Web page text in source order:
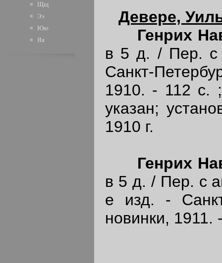
Щщ
Ээ
Юю
Яя
Девере,
Генрих
в 5 д. / Пер. с
Санкт-
1910. - 112 с.
указан;
1910 г.
Генрих
в 5 д. / Пер. с
е изд. -
новинки, 1911.